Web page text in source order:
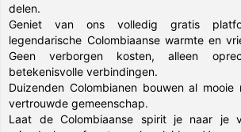
delen.
Geniet van ons volledig gratis
legendarische Colombiaanse warmte en
Geen verborgen kosten, alleen
betekenisvolle verbindingen.
Duizenden Colombianen bouwen al
vertrouwde gemeenschap.
Laat de Colombiaanse spirit je naar je